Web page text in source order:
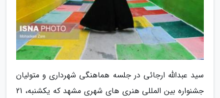
سید عبدالله ارجائی در جلسه هماهنگی شهرداری و متولیان
جشنواره بین المللی هنری های شهری مشهد که یکشنبه، 21